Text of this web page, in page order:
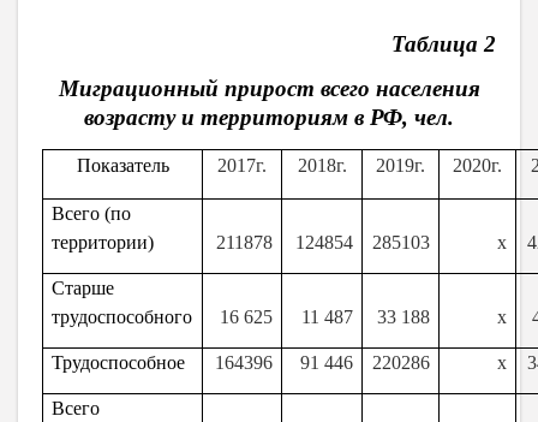
Таблица 2
Миграционный прирост всего населения
возрасту и территориям в РФ, чел.
Показатель 2017г. 2018г. 2019г. 2020г.
Всего (по
территории)
211878 124854 285103 х
Старше
трудоспособного
16 625 11 487 33 188 х
Трудоспособное 164396 91 446 220286 х
Всего